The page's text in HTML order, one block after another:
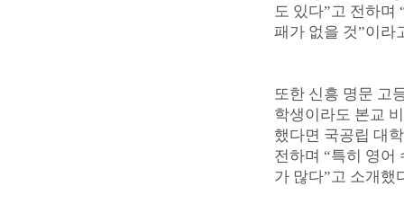
도 있다”고 전하며
패가 없을 것”이라
또한 신흥 명문 고
학생이라도 본교
했다면 국공립 대
전하며 “특히 영어
가 많다”고 소개했